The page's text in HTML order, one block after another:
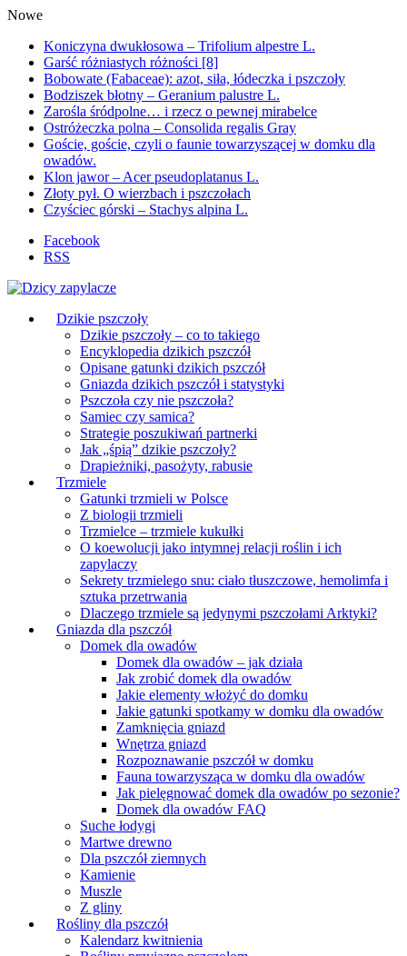
Nowe
Koniczyna dwukłosowa – Trifolium alpestre L.
Garść różniastych różności [8]
Bobowate (Fabaceae): azot, siła, łódeczka i pszczoły
Bodziszek błotny – Geranium palustre L.
Zarośla śródpolne… i rzecz o pewnej mirabelce
Ostróżeczka polna – Consolida regalis Gray
Goście, goście, czyli o faunie towarzyszącej w domku dla
owadów.
Klon jawor – Acer pseudoplatanus L.
Złoty pył. O wierzbach i pszczołach
Czyściec górski – Stachys alpina L.
Facebook
RSS
Dzikie pszczoły
Dzikie pszczoły – co to takiego
Encyklopedia dzikich pszczół
Opisane gatunki dzikich pszczół
Gniazda dzikich pszczół i statystyki
Pszczoła czy nie pszczoła?
Samiec czy samica?
Strategie poszukiwań partnerki
Jak „śpią” dzikie pszczoły?
Drapieżniki, pasożyty, rabusie
Trzmiele
Gatunki trzmieli w Polsce
Z biologii trzmieli
Trzmielce – trzmiele kukułki
O koewolucji jako intymnej relacji roślin i ich
zapylaczy
Sekrety trzmielego snu: ciało tłuszczowe, hemolimfa i
sztuka przetrwania
Dlaczego trzmiele są jedynymi pszczołami Arktyki?
Gniazda dla pszczół
Domek dla owadów
Domek dla owadów – jak działa
Jak zrobić domek dla owadów
Jakie elementy włożyć do domku
Jakie gatunki spotkamy w domku dla owadów
Zamknięcia gniazd
Wnętrza gniazd
Rozpoznawanie pszczół w domku
Fauna towarzysząca w domku dla owadów
Jak pielęgnować domek dla owadów po sezonie?
Domek dla owadów FAQ
Suche łodygi
Martwe drewno
Dla pszczół ziemnych
Kamienie
Muszle
Z gliny
Rośliny dla pszczół
Kalendarz kwitnienia